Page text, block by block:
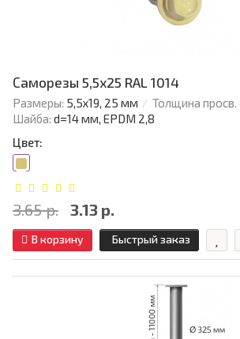
Саморезы 5,5х25 RAL 1014
Размеры: 5,5х19, 25 мм Толщина просв.
Шайба: d=14 мм, EPDM 2,8
Цвет:
3.65 р. 3.13 р.
В корзину Быстрый заказ